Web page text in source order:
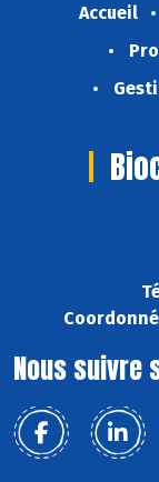
Accueil
Nous suivre